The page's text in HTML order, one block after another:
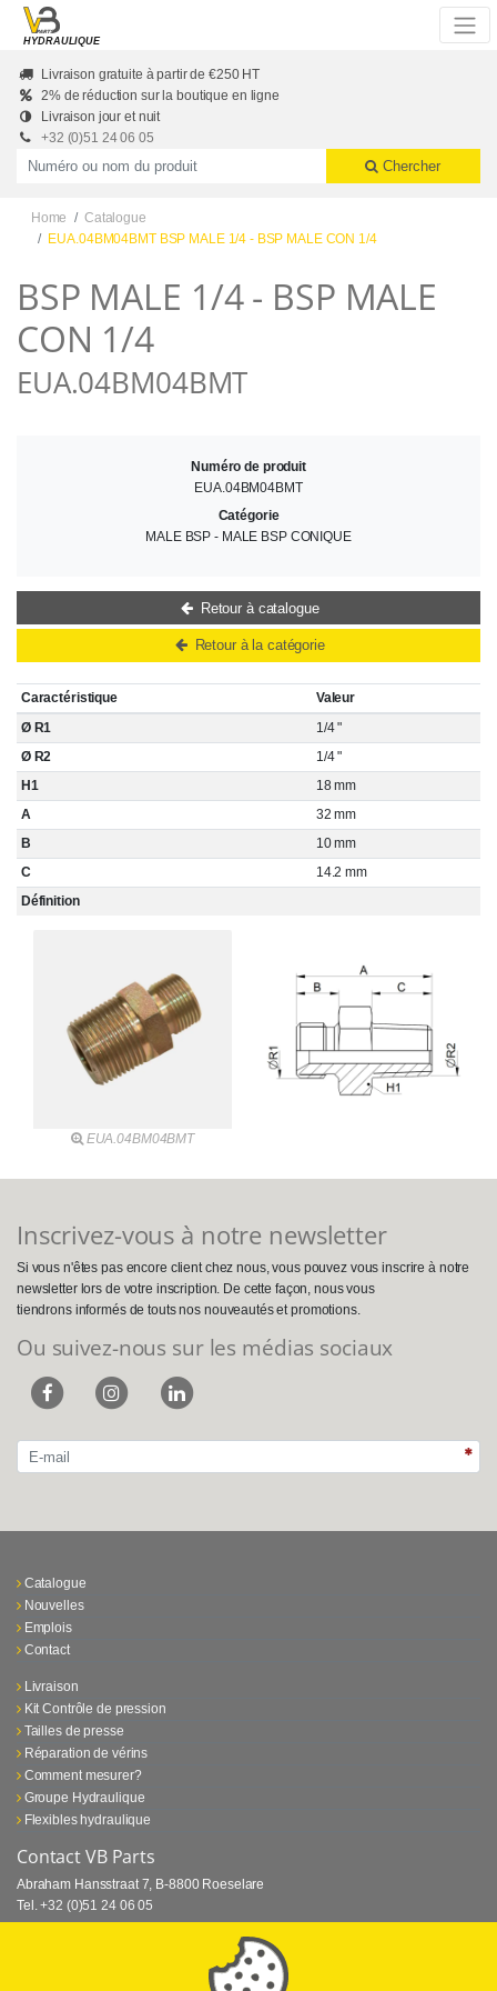
Skip to main content
HYDRAULIQUE
Livraison gratuite à partir de €250 HT
2% de réduction sur la boutique en ligne
Livraison jour et nuit
+32 (0)51 24 06 05
Productnummer of naam
Chercher
Home
Catalogue
EUA.04BM04BMT BSP MALE 1/4 - BSP MALE CON 1/4
BSP MALE 1/4 - BSP MALE
CON 1/4
EUA.04BM04BMT
Caractéristique
Valeur
Ø R1
1/4 "
Ø R2
1/4 "
H1
18 mm
A
32 mm
B
10 mm
C
14.2 mm
Définition
EUA.04BM04BMT
Numéro de produit
EUA.04BM04BMT
Catégorie
MALE BSP - MALE BSP CONIQUE
Retour à catalogue
Retour à la catégorie
Inscrivez-vous à notre newsletter
Si vous n'êtes pas encore client chez nous, vous pouvez vous inscrire à notre
newsletter lors de votre inscription. De cette façon, nous vous
tiendrons informés de touts nos nouveautés et promotions.
Ou suivez-nous sur les médias sociaux
Catalogue
Nouvelles
Emplois
Contact
Livraison
Kit Contrôle de pression
Tailles de presse
Réparation de vérins
Comment mesurer?
Groupe Hydraulique
Flexibles hydraulique
Contact VB Parts
Abraham Hansstraat 7, B-8800 Roeselare
Tel. +32 (0)51 24 06 05
⏳ Dernier mois de promotion Webtec!